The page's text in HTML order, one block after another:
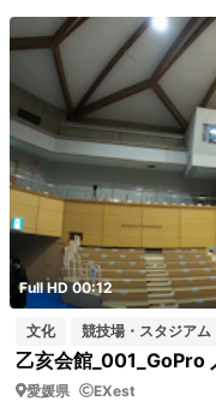
Full HD 00:12
文化 競技場・スタジアム
乙亥会館_001_GoPro
愛媛県 EXest